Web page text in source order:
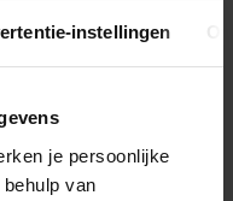
instellingen
je persoonlijke
van